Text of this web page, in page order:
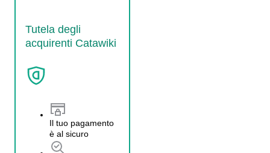
Tutela degli
acquirenti Catawiki
Il tuo pagamento
è al sicuro